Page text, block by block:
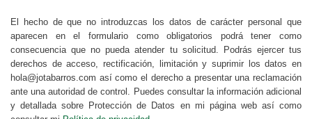
El hecho de que no introduzcas los datos de carácter personal que
aparecen en el formulario como obligatorios podrá tener como
consecuencia que no pueda atender tu solicitud. Podrás ejercer tus
derechos de acceso, rectificación, limitación y suprimir los datos en
hola@jotabarros.com así como el derecho a presentar una reclamación
ante una autoridad de control. Puedes consultar la información adicional
y detallada sobre Protección de Datos en mi página web así como